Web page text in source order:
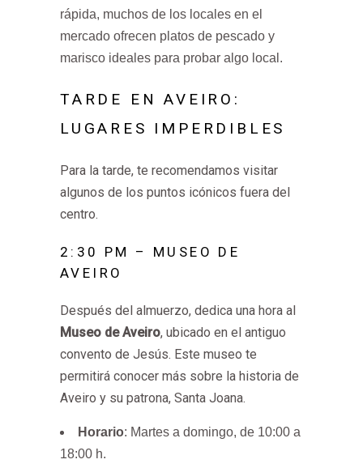
rápida, muchos de los locales en el
mercado ofrecen platos de pescado y
marisco ideales para probar algo local.
TARDE EN AVEIRO:
LUGARES IMPERDIBLES
Para la tarde, te recomendamos visitar
algunos de los puntos icónicos fuera del
centro.
2:30 PM – MUSEO DE
AVEIRO
Después del almuerzo, dedica una hora al
Museo de Aveiro, ubicado en el antiguo
convento de Jesús. Este museo te
permitirá conocer más sobre la historia de
Aveiro y su patrona, Santa Joana.
Horario: Martes a domingo, de 10:00 a
18:00 h.